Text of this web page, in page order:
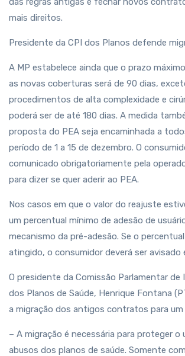
mais direitos.
Presidente da CPI dos Planos defende
A MP estabelece ainda que o prazo
as novas coberturas será de 90 dias,
procedimentos de alta complexidade e
poderá ser de até 180 dias. A medida
proposta do PEA seja encaminhada a
período de 1 a 15 de dezembro. O
comunicado obrigatoriamente pela
para dizer se quer aderir ao PEA.
Nos casos em que o valor do reajuste
um percentual mínimo de adesão de
mecanismo da pré-adesão. Se o
atingido, o consumidor deverá ser avisado
O presidente da Comissão Parlamentar de
dos Planos de Saúde, Henrique Fontana
a migração dos antigos contratos para um
– A migração é necessária para proteger o
abusos dos planos de saúde. Somente